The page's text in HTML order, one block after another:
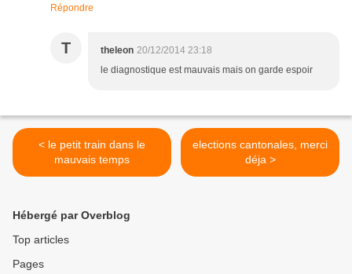
Répondre
T theleon 20/12/2014 23:18
le diagnostique est mauvais mais on garde espoir
< le petit train dans le
mauvais temps
elections cantonales, merci
déja >
Hébergé par Overblog
Top articles
Pages